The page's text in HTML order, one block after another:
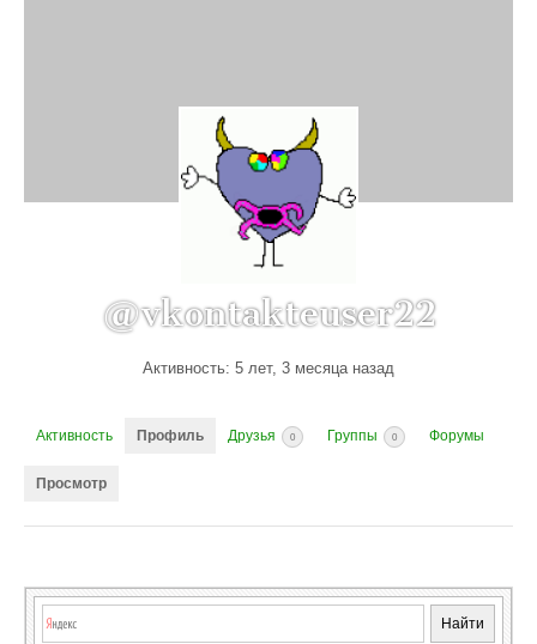
@vkontakteuser22
Активность: 5 лет, 3 месяца назад
Активность Профиль Друзья 0 Группы 0 Форумы
Просмотр